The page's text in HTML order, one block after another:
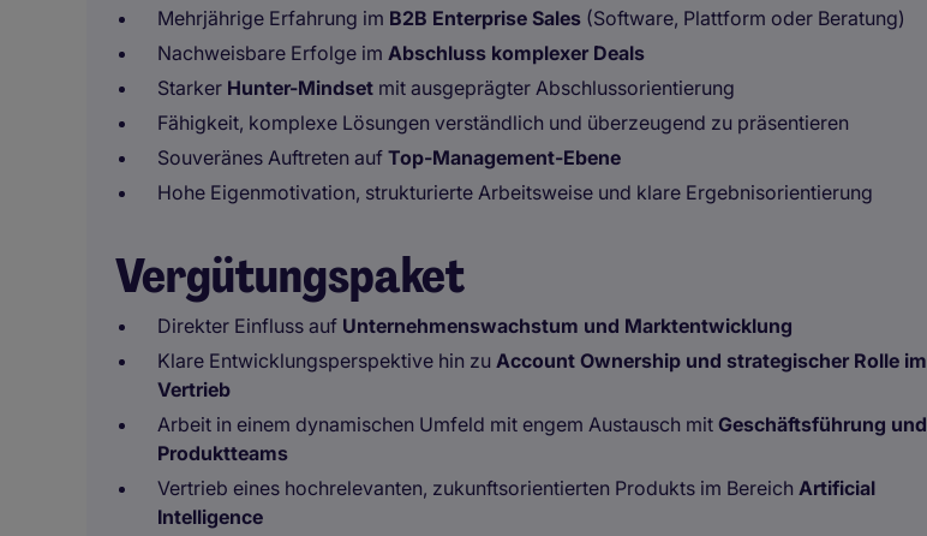
Mehrjährige Erfahrung im B2B Enterprise Sales (Software, Plattform oder Beratung)
Nachweisbare Erfolge im Abschluss komplexer Deals
Starker Hunter-Mindset mit ausgeprägter Abschlussorientierung
Fähigkeit, komplexe Lösungen verständlich und überzeugend zu präsentieren
Souveränes Auftreten auf Top-Management-Ebene
Hohe Eigenmotivation, strukturierte Arbeitsweise und klare Ergebnisorientierung
Vergütungspaket
Direkter Einfluss auf Unternehmenswachstum und Marktentwicklung
Klare Entwicklungsperspektive hin zu Account Ownership und strategischer Rolle im
Vertrieb
Arbeit in einem dynamischen Umfeld mit engem Austausch mit Geschäftsführung und
Produktteams
Vertrieb eines hochrelevanten, zukunftsorientierten Produkts im Bereich Artificial
Intelligence